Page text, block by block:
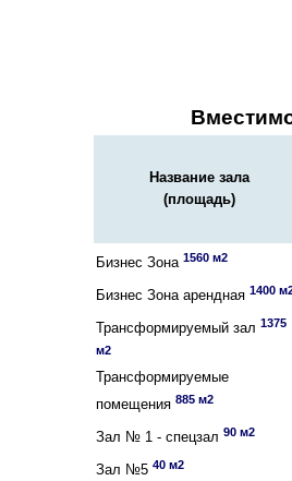
Название зала
(площадь)
Бизнес Зона 1560 м2
Бизнес Зона арендная 1400
Трансформируемый зал 1375
м2
Трансформируемые
помещения 885 м2
Зал № 1 - спецзал 90 м2
Зал №5 40 м2